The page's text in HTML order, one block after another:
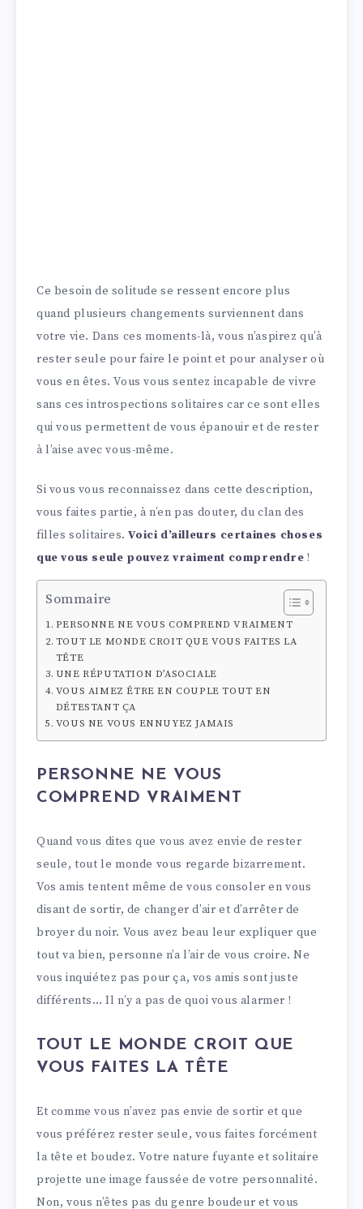
Ce besoin de solitude se ressent encore plus
quand plusieurs changements surviennent dans
votre vie. Dans ces moments-là, vous n’aspirez qu’à
rester seule pour faire le point et pour analyser où
vous en êtes. Vous vous sentez incapable de vivre
sans ces introspections solitaires car ce sont elles
qui vous permettent de vous épanouir et de rester
à l’aise avec vous-même.
Si vous vous reconnaissez dans cette description,
vous faites partie, à n’en pas douter, du clan des
filles solitaires.Voici d’ailleurs certaines choses
que vous seule pouvez vraiment comprendre !
Sommaire
PERSONNE NE VOUS COMPREND VRAIMENT
TOUT LE MONDE CROIT QUE VOUS FAITES LA
TÊTE
UNE RÉPUTATION D’ASOCIALE
VOUS AIMEZ ÊTRE EN COUPLE TOUT EN
DÉTESTANT ÇA
VOUS NE VOUS ENNUYEZ JAMAIS
PERSONNE NE VOUS
COMPREND VRAIMENT
Quand vous dites que vous avez envie de rester
seule, tout le monde vous regarde bizarrement.
Vos amis tentent même de vous consoler en vous
disant de sortir, de changer d’air et d’arrêter de
broyer du noir. Vous avez beau leur expliquer que
tout va bien, personne n’a l’air de vous croire. Ne
vous inquiétez pas pour ça, vos amis sont juste
différents… Il n’y a pas de quoi vous alarmer !
TOUT LE MONDE CROIT QUE
VOUS FAITES LA TÊTE
Et comme vous n’avez pas envie de sortir et que
vous préférez rester seule, vous faites forcément
la tête et boudez. Votre nature fuyante et solitaire
projette une image faussée de votre personnalité.
Non, vous n’êtes pas du genre boudeur et vous